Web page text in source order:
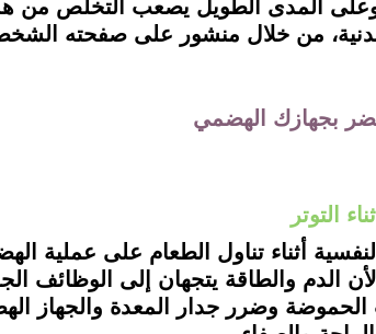
المدى الطويل يصعب التخلص من
من خلال منشور على صفحته
بجهازك الهضمي
التوتر
النفسية أثناء تناول الطعام على
الدم والطاقة يتجهان إلى الوظائف
وضرر جدار المعدة والجهاز